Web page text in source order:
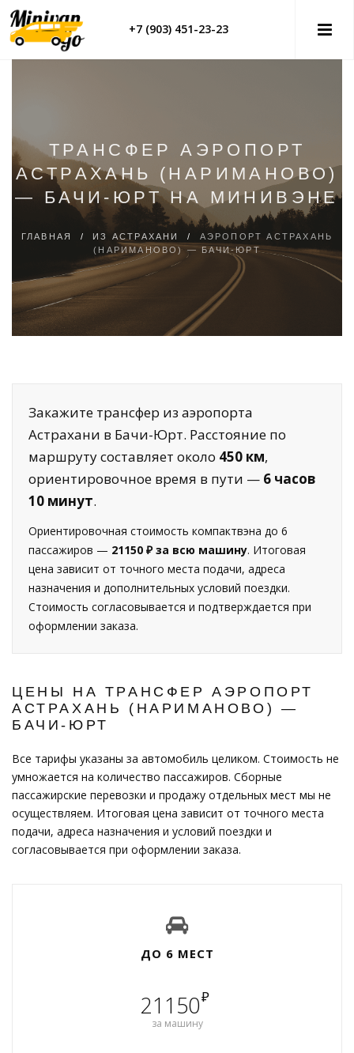
+7 (903) 451-23-23
ТРАНСФЕР АЭРОПОРТ
АСТРАХАНЬ (НАРИМАНОВО)
— БАЧИ-ЮРТ НА МИНИВЭНЕ
ГЛАВНАЯ / ИЗ АСТРАХАНИ / АЭРОПОРТ АСТРАХАНЬ
(НАРИМАНОВО) — БАЧИ-ЮРТ
Закажите трансфер из аэропорта
Астрахани в Бачи-Юрт. Расстояние по
маршруту составляет около 450 км,
ориентировочное время в пути — 6 часов
10 минут.
Ориентировочная стоимость компактвэна до 6
пассажиров — 21150 ₽ за всю машину. Итоговая
цена зависит от точного места подачи, адреса
назначения и дополнительных условий поездки.
Стоимость согласовывается и подтверждается при
оформлении заказа.
ЦЕНЫ НА ТРАНСФЕР АЭРОПОРТ
АСТРАХАНЬ (НАРИМАНОВО) —
БАЧИ-ЮРТ
Все тарифы указаны за автомобиль целиком. Стоимость не
умножается на количество пассажиров. Сборные
пассажирские перевозки и продажу отдельных мест мы не
осуществляем. Итоговая цена зависит от точного места
подачи, адреса назначения и условий поездки и
согласовывается при оформлении заказа.
ДО 6 МЕСТ
21150₽
за машину